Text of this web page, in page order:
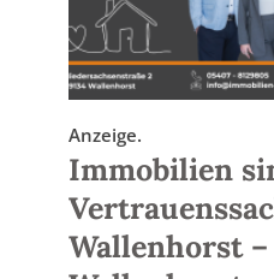
Anzeige.
Immobilien
Wallenhorst